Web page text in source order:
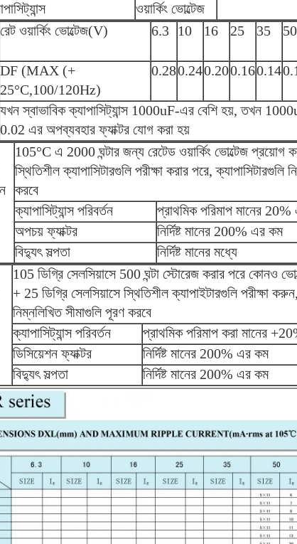
ওয়ার্কিং ভোল্টেজ
রেট ওয়ার্কিং ভোল্টেজ(V) 6.3 10 16 25 35 50
DF (MAX (+
25°C,100/120Hz)
0.280.240.200.160.14
যখন স্বাভাবিক ক্যাপাসিট্যান্স 1000uF-এর বেশি হয়, তখন
0.02 এর অপব্যবহার ফ্যাক্টর যোগ করা হয়
105°C এ 2000 ঘন্টার জন্য রেটেড ওয়ার্কিং ভোল্টেজ প্রয়োগ
স্থিতিশীল ক্যাপাসিটারগুলি পরীক্ষা করার পরে, ক্যাপাসিটারগুলি
করবে
ক্যাপাসিট্যান্স পরিবর্তন
প্রাথমিক পরিমাপ মানের
অপচয় ফ্যাক্টর
নির্দিষ্ট মানের 200% এর কম
বিদ্যুৎ সল্পতা
নির্দিষ্ট মানের মধ্যে
105 ডিগ্রি সেলসিয়াসে 500 ঘন্টা স্টোরেজ করার পরে কোনও
+ 25 ডিগ্রি সেলসিয়াসে স্থিতিশীল ক্যাপাইটারগুলি পরীক্ষা
নিম্নলিখিত সীমাগুলি পূরণ করবে
ক্যাপাসিট্যান্স পরিবর্তন
প্রাথমিক পরিমাপ করা মানের
ডিসিয়েশন ফ্যাক্টর
নির্দিষ্ট মানের 200% এর কম
বিদ্যুৎ সল্পতা
নির্দিষ্ট মানের 200% এর কম